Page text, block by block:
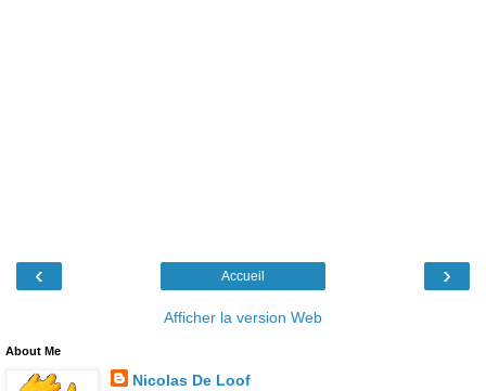
‹ ›
Accueil
Afficher la version Web
About Me
Nicolas De Loof